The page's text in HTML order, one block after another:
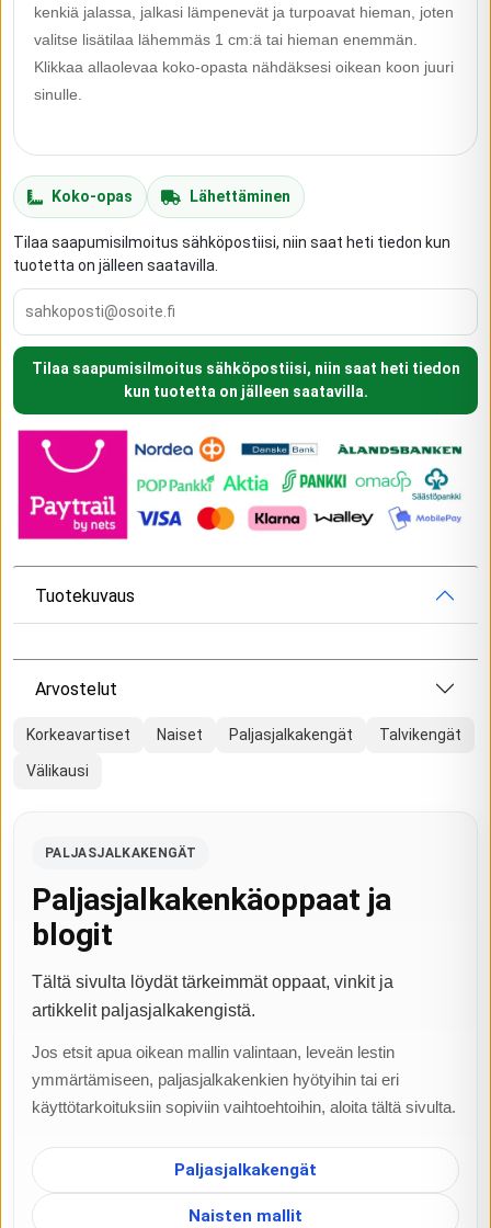
kenkiä jalassa, jalkasi lämpenevät ja turpoavat hieman, joten
valitse lisätilaa lähemmäs 1 cm:ä tai hieman enemmän.
Klikkaa allaolevaa koko-opasta nähdäksesi oikean koon juuri
sinulle.
Koko-opas Lähettäminen
Tilaa saapumisilmoitus sähköpostiisi, niin saat heti tiedon kun
tuotetta on jälleen saatavilla.
Tilaa saapumisilmoitus sähköpostiisi, niin saat heti tiedon
kun tuotetta on jälleen saatavilla.
Tuotekuvaus
Arvostelut
Korkeavartiset Naiset Paljasjalkakengät Talvikengät
Välikausi
PALJASJALKAKENGÄT
Paljasjalkakenkäoppaat ja
blogit
Tältä sivulta löydät tärkeimmät oppaat, vinkit ja
artikkelit paljasjalkakengistä.
Jos etsit apua oikean mallin valintaan, leveän lestin
ymmärtämiseen, paljasjalkakenkien hyötyihin tai eri
käyttötarkoituksiin sopiviin vaihtoehtoihin, aloita tältä sivulta.
Paljasjalkakengät
Naisten mallit